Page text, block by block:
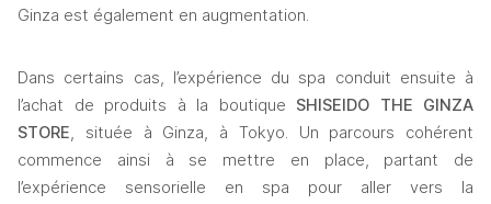
Ginza est également en augmentation.
Dans certains cas, l’expérience du spa conduit ensuite à
l’achat de produits à la boutique SHISEIDO THE GINZA
STORE, située à Ginza, à Tokyo. Un parcours cohérent
commence ainsi à se mettre en place, partant de
l’expérience sensorielle en spa pour aller vers la